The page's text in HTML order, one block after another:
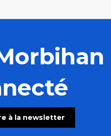
à la newsletter